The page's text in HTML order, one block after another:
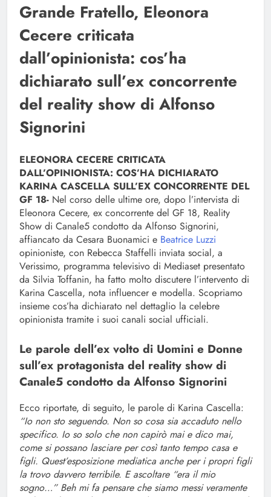
Grande Fratello, Eleonora
Cecere criticata
dall’opinionista: cos’ha
dichiarato sull’ex concorrente
del reality show di Alfonso
Signorini
ELEONORA CECERE CRITICATA
DALL’OPINIONISTA: COS’HA DICHIARATO
KARINA CASCELLA SULL’EX CONCORRENTE DEL
GF 18- Nel corso delle ultime ore, dopo l’intervista di
Eleonora Cecere, ex concorrente del GF 18, Reality
Show di Canale5 condotto da Alfonso Signorini,
affiancato da Cesara Buonamici e Beatrice Luzzi
opinioniste, con Rebecca Staffelli inviata social, a
Verissimo, programma televisivo di Mediaset presentato
da Silvia Toffanin, ha fatto molto discutere l’intervento di
Karina Cascella, nota influencer e modella. Scopriamo
insieme cos’ha dichiarato nel dettaglio la celebre
opinionista tramite i suoi canali social ufficiali.
Le parole dell’ex volto di Uomini e Donne
sull’ex protagonista del reality show di
Canale5 condotto da Alfonso Signorini
Ecco riportate, di seguito, le parole di Karina Cascella:
“Io non sto seguendo. Non so cosa sia accaduto nello
specifico. Io so solo che non capirò mai e dico mai,
come si possano lasciare per così tanto tempo casa e
figli. Quest’esposizione mediatica anche per i propri figli
la trovo davvero terribile. E ascoltare “era il mio
sogno…” Beh mi fa pensare che siamo messi veramente